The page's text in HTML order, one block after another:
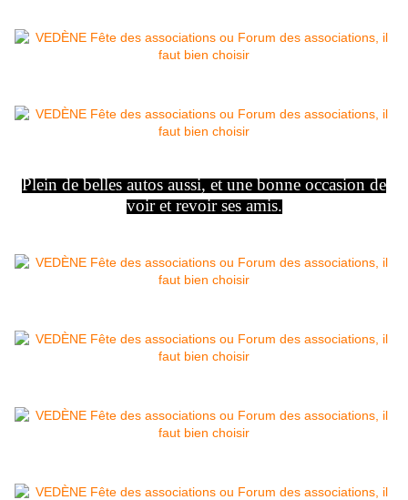
Plein de belles autos aussi, et une bonne occasion de
voir et revoir ses amis.